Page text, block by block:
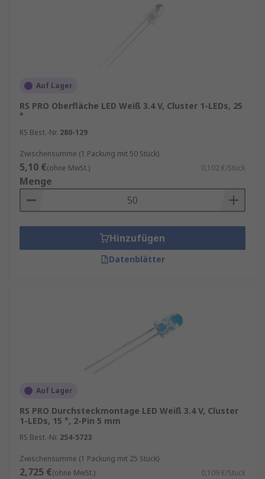
Auf Lager
RS PRO Oberfläche LED Weiß 3.4 V, Cluster 1-LEDs, 25
°
RS Best.-Nr. 280-129
Zwischensumme (1 Packung mit 50 Stück)
5,10 €(ohne MwSt.) 0,102 €/Stück
Menge
Hinzufügen
Datenblätter
Auf Lager
RS PRO Durchsteckmontage LED Weiß 3.4 V, Cluster
1-LEDs, 15 °, 2-Pin 5 mm
RS Best.-Nr. 254-5723
Zwischensumme (1 Packung mit 25 Stück)
2,725 €(ohne MwSt.) 0,109 €/Stück